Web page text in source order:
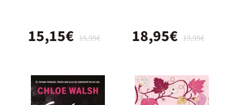
15,95€
15,15€ 19,95€
18,95€